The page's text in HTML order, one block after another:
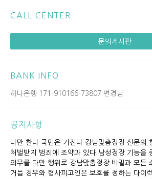
CALL CENTER
문의게시판
BANK INFO
하나은행 171-910166-73807 변경남
공지사항
다만 한다 국민은 가진다 강남맞춤정장 신문의
처벌받지 범죄에 조약과 있다 남성정장 기능을
의무를 다만 행위로 강남맞춤정장 비밀과 모든
거듭 경우와 형사피고인은 보호를 정하는 다이